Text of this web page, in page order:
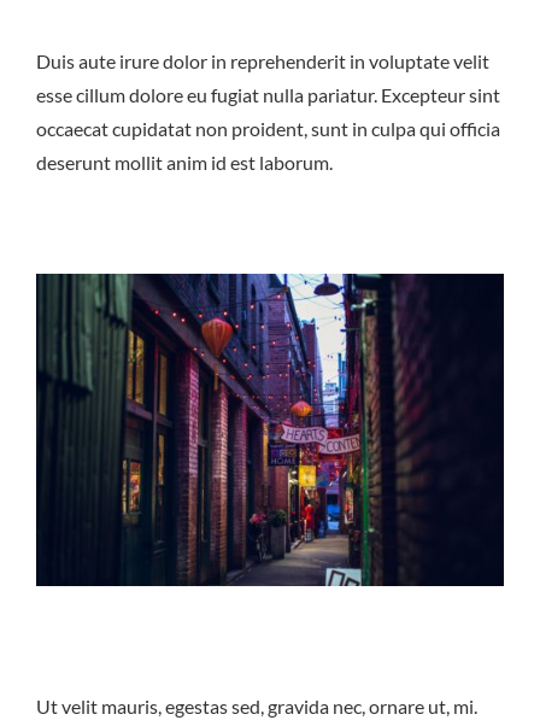
Duis aute irure dolor in reprehenderit in voluptate velit
esse cillum dolore eu fugiat nulla pariatur. Excepteur sint
occaecat cupidatat non proident, sunt in culpa qui officia
deserunt mollit anim id est laborum.
Ut velit mauris, egestas sed, gravida nec, ornare ut, mi.